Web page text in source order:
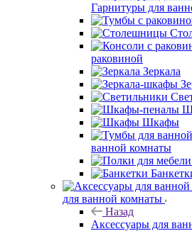
Гарнитуры для
раковиной
Зеркала
Шкафы
ванной комнаты
для ванной комнаты
Назад
Аксессуары для